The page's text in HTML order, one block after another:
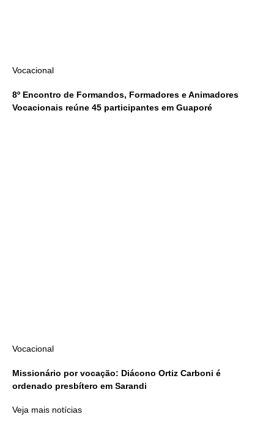
Vocacional
8º Encontro de Formandos, Formadores e Animadores
Vocacionais reúne 45 participantes em Guaporé
Vocacional
Missionário por vocação: Diácono Ortiz Carboni é
ordenado presbítero em Sarandi
Veja mais notícias